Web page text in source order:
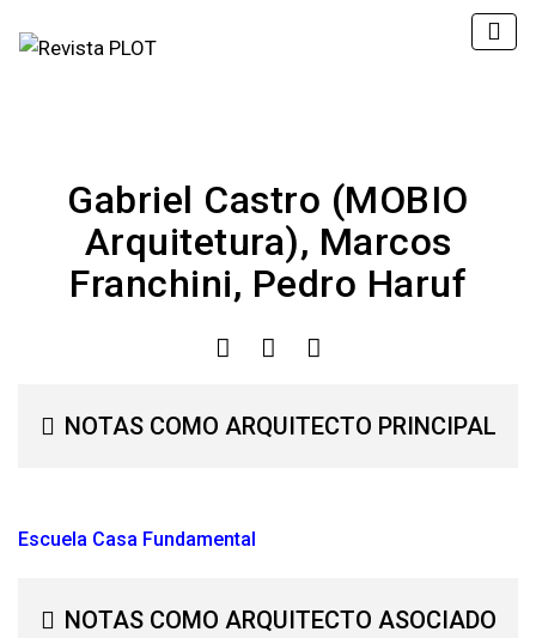
Gabriel Castro (MOBIO
Arquitetura), Marcos
Franchini, Pedro Haruf
NOTAS COMO ARQUITECTO PRINCIPAL
Escuela Casa Fundamental
NOTAS COMO ARQUITECTO ASOCIADO